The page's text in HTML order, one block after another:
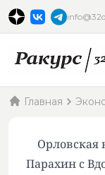
Главная
Орловская
Парахин с